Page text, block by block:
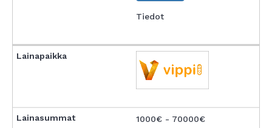
Tiedot
1000€ - 70000€